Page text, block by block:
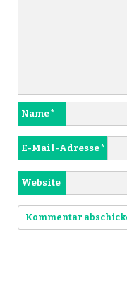
Name*
E-Mail-Adresse*
Website